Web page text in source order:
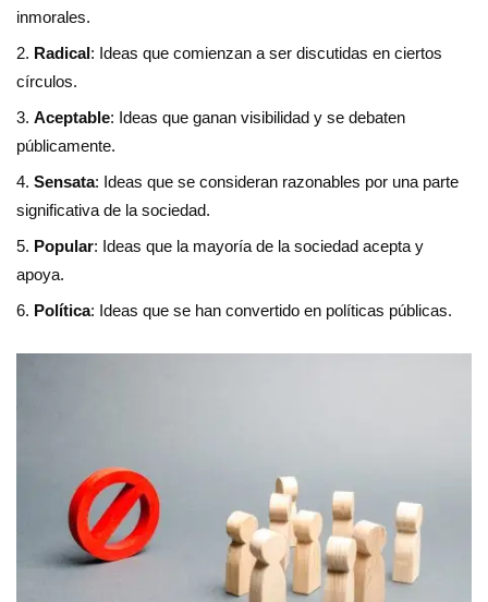
inmorales.
Radical: Ideas que comienzan a ser discutidas en ciertos
círculos.
Aceptable: Ideas que ganan visibilidad y se debaten
públicamente.
Sensata: Ideas que se consideran razonables por una parte
significativa de la sociedad.
Popular: Ideas que la mayoría de la sociedad acepta y
apoya.
Política: Ideas que se han convertido en políticas públicas.